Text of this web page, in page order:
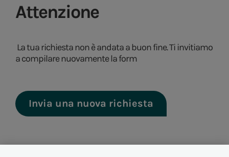
Attenzione
La tua richiesta non è andata a buon fine. Ti invitiamo
a compilare nuovamente la form
Invia una nuova richiesta